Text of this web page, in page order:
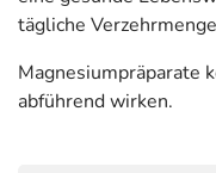
tägliche
Magnesiumpräparate
abführend wirken.